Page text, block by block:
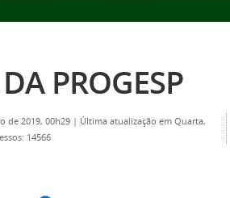
PROGESP
de 2019, 00h29 | Última atualização em Quarta,
14566